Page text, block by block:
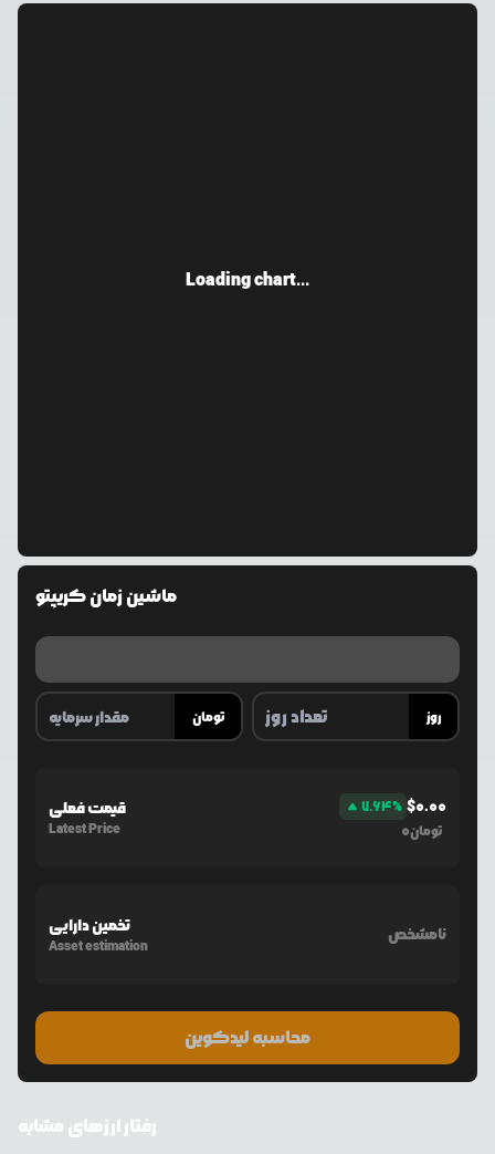
Loading chart...
ماشین زمان کریپتو
تومان روز
قیمت فعلی
Latest Price
7.64% $0.00
0تومان
تخمین دارایی
Asset estimation
نامشخص
محاسبه لیدکوین
رفتار ارزهای مشابه